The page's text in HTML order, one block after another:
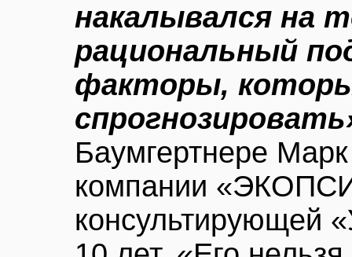
накалывался на
рациональный
факторы,
Баумгертнере
компании
консультирующей